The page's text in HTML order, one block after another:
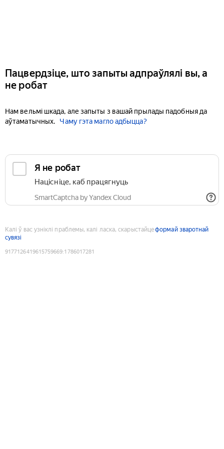
Пацвердзіце, што запыты адпраўлялі вы, а
не робат
Нам вельмі шкада, але запыты з вашай прылады падобныя да
аўтаматычных.
Чаму гэта магло адбыцца?
Я не робат
Націсніце, каб працягнуць
SmartCaptcha by Yandex Cloud
Калі ў вас узніклі праблемы, калі ласка, скарыстайцеформай зваротнай
сувязі
9177126419615759669:1786017281